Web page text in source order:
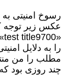
رسوخ امنیتی به
عکس زیر توجه
را به دلایل
مطلب را من
چند روزی بود